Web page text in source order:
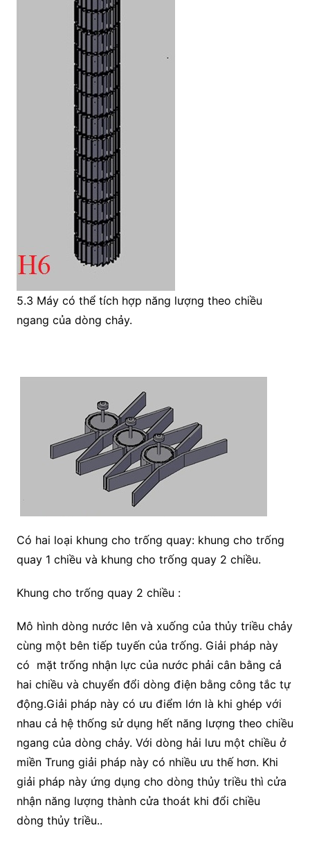
5.3 Máy có thể tích hợp năng lượng theo chiều
ngang của dòng chảy.
Có hai loại khung cho trống quay: khung cho trống
quay 1 chiều và khung cho trống quay 2 chiều.
Khung cho trống quay 2 chiều :
Mô hình dòng nước lên và xuống của thủy triều chảy
cùng một bên tiếp tuyến của trống. Giải pháp này
có mặt trống nhận lực của nước phải cân bằng cả
hai chiều và chuyển đổi dòng điện bằng công tắc tự
động.Giải pháp này có ưu điểm lớn là khi ghép với
nhau cả hệ thống sử dụng hết năng lượng theo chiều
ngang của dòng chảy. Với dòng hải lưu một chiều ở
miền Trung giải pháp này có nhiều ưu thế hơn. Khi
giải pháp này ứng dụng cho dòng thủy triều thì cửa
nhận năng lượng thành cửa thoát khi đổi chiều
dòng thủy triều..